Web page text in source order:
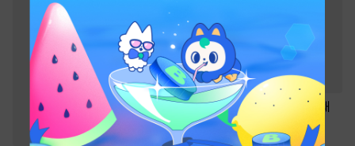
웹툰 모두에게 친절한 너는 왜
29.4만
#절륜공 # 얼빠수 #달달물 #집착공